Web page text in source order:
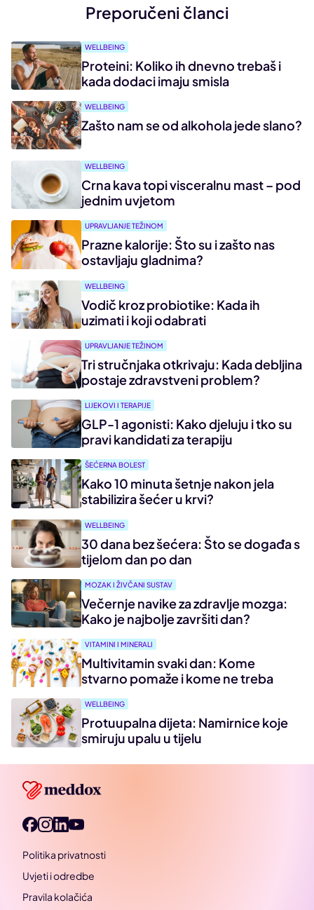
Preporučeni članci
WELLBEING
Proteini: Koliko ih dnevno trebaš i
kada dodaci imaju smisla
WELLBEING
Zašto nam se od alkohola jede slano?
WELLBEING
Crna kava topi visceralnu mast – pod
jednim uvjetom
UPRAVLJANJE TEŽINOM
Prazne kalorije: Što su i zašto nas
ostavljaju gladnima?
WELLBEING
Vodič kroz probiotike: Kada ih
uzimati i koji odabrati
UPRAVLJANJE TEŽINOM
Tri stručnjaka otkrivaju: Kada debljina
postaje zdravstveni problem?
LIJEKOVI I TERAPIJE
GLP-1 agonisti: Kako djeluju i tko su
pravi kandidati za terapiju
ŠEĆERNA BOLEST
Kako 10 minuta šetnje nakon jela
stabilizira šećer u krvi?
WELLBEING
30 dana bez šećera: Što se događa s
tijelom dan po dan
MOZAK I ŽIVČANI SUSTAV
Večernje navike za zdravlje mozga:
Kako je najbolje završiti dan?
VITAMINI I MINERALI
Multivitamin svaki dan: Kome
stvarno pomaže i kome ne treba
WELLBEING
Protuupalna dijeta: Namirnice koje
smiruju upalu u tijelu
Politika privatnosti
Uvjeti i odredbe
Pravila kolačića